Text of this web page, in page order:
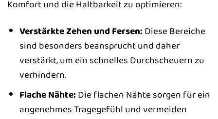
Komfort und die Haltbarkeit zu optimieren:
Verstärkte Zehen und Fersen: Diese Bereiche
sind besonders beansprucht und daher
verstärkt, um ein schnelles Durchscheuern zu
verhindern.
Flache Nähte: Die flachen Nähte sorgen für ein
angenehmes Tragegefühl und vermeiden